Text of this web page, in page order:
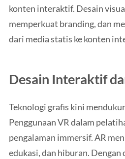
konten interaktif. Desain
memperkuat branding, dan
dari media statis ke konten
Desain Interaktif
Teknologi grafis kini
Penggunaan VR dalam
pengalaman immersif. AR
edukasi, dan hiburan.